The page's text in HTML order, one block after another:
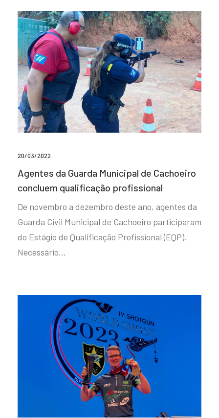
20/03/2022
Agentes da Guarda Municipal de Cachoeiro
concluem qualificação profissional
De novembro a dezembro deste ano, agentes da
Guarda Civil Municipal de Cachoeiro participaram
do Estágio de Qualificação Profissional (EQP).
Necessário…